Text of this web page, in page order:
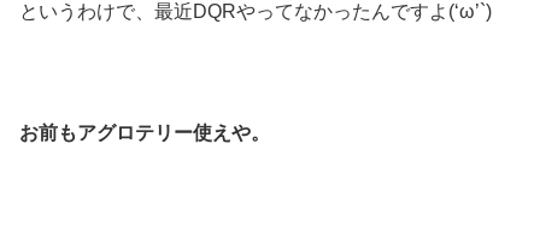
というわけで、最近DQRやってなかったんですよ(‘ω’`)
お前もアグロテリー使えや。